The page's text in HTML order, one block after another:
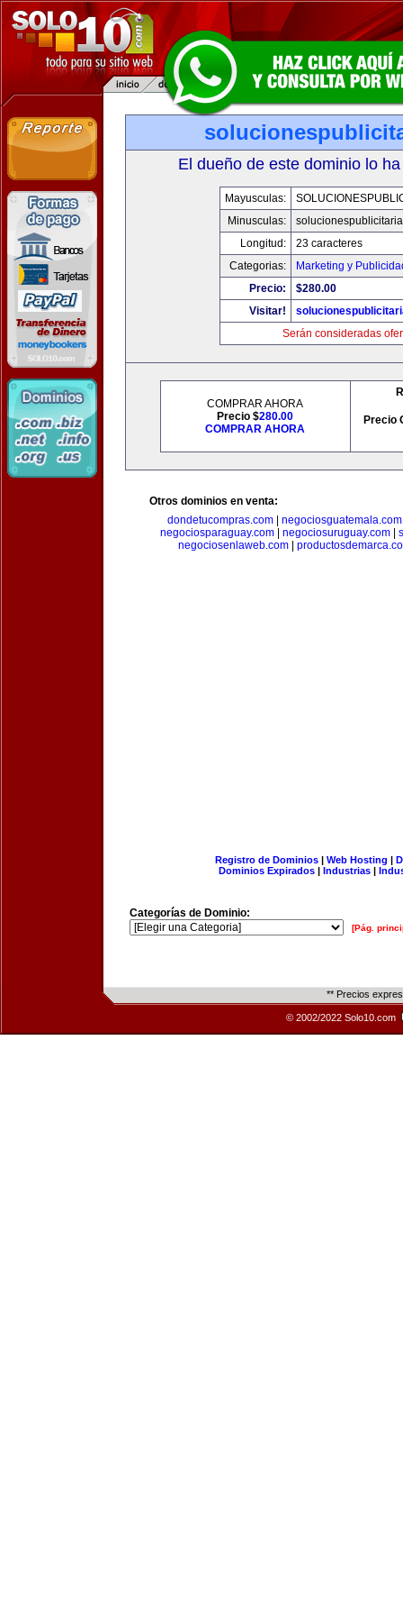
El dueño de este dominio lo
Mayusculas:
Minusculas:
Longitud:
23 caracteres
Categorias:
Marketing y
Precio:
$280.00
Visitar!
Serán consideradas
COMPRAR AHORA
Precio $280.00
COMPRAR AHORA
Precio
Otros dominios en venta:
dondetucompras.com| negociosguatemala.com
negociosparaguay.com
negociosuruguay.com
negociosenlaweb.com
Registro de Dominios| Web Hosting |
Dominios Expirados | Industrias |
Categorías de Dominio:
[Pág.
** Precios
© 2002/2022 Solo10.com